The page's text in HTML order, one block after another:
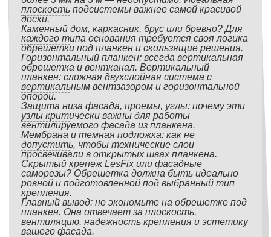
плоскость подсистемы важнее самой красивой
доски.
Каменный дом, каркасник, брус или бревно? Для
каждого типа основания требуется своя логика
обрешетки под планкен и скользящие решения.
Горизонтальный планкен: всегда вертикальная
обрешетка и вентканал. Вертикальный
планкен: сложная двухслойная система с
вертикальным вентзазором и горизонтальной
опорой.
Защита низа фасада, проемы, углы: почему эти
узлы критически важны для работы
вентилируемого фасада из планкена.
Мембрана и темная подложка: как не
допустить, чтобы технические слои
просвечивали в открытых швах планкена.
Скрытый крепеж LesFix или фасадные
саморезы? Обрешетка должна быть идеально
ровной и подготовленной под выбранный тип
крепления.
Главный вывод: не экономьте на обрешетке под
планкен. Она отвечает за плоскость,
вентиляцию, надежность крепления и эстетику
вашего фасада.